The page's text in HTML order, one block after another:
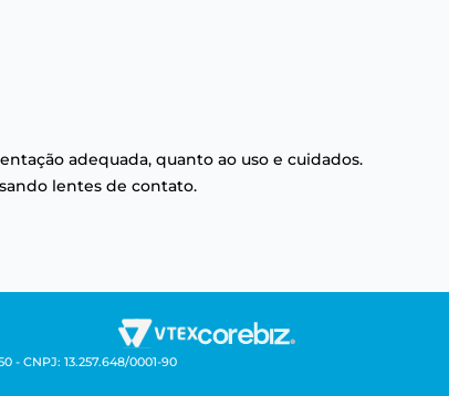
adequada, quanto ao uso e cuidados.
lentes de contato.
- CNPJ: 13.257.648/0001-90